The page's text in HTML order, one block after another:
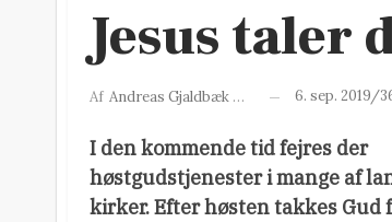
Jesus taler
Af Andreas Gjaldbæk Knudsen 6. sep. 2019/
I den kommende tid fejres der
høstgudstjenester i mange af
kirker. Efter høsten takkes Gud